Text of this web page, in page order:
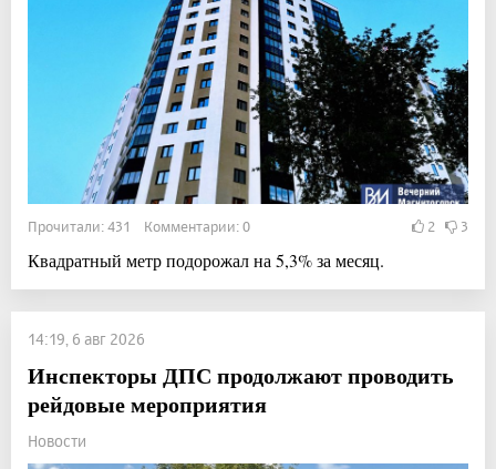
Прочитали: 431 Комментарии: 0 2 3
Квадратный метр подорожал на 5,3% за месяц.
14:19, 6 авг 2026
Инспекторы ДПС продолжают проводить
рейдовые мероприятия
Новости